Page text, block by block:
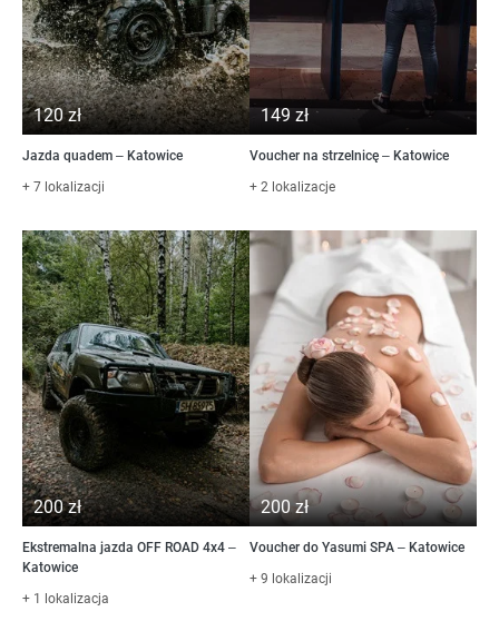
120 zł
Jazda quadem – Katowice
+ 7 lokalizacji
149 zł
Voucher na strzelnicę – Katowice
+ 2 lokalizacje
200 zł
Ekstremalna jazda OFF ROAD 4x4 –
Katowice
+ 1 lokalizacja
200 zł
Voucher do Yasumi SPA – Katowice
+ 9 lokalizacji